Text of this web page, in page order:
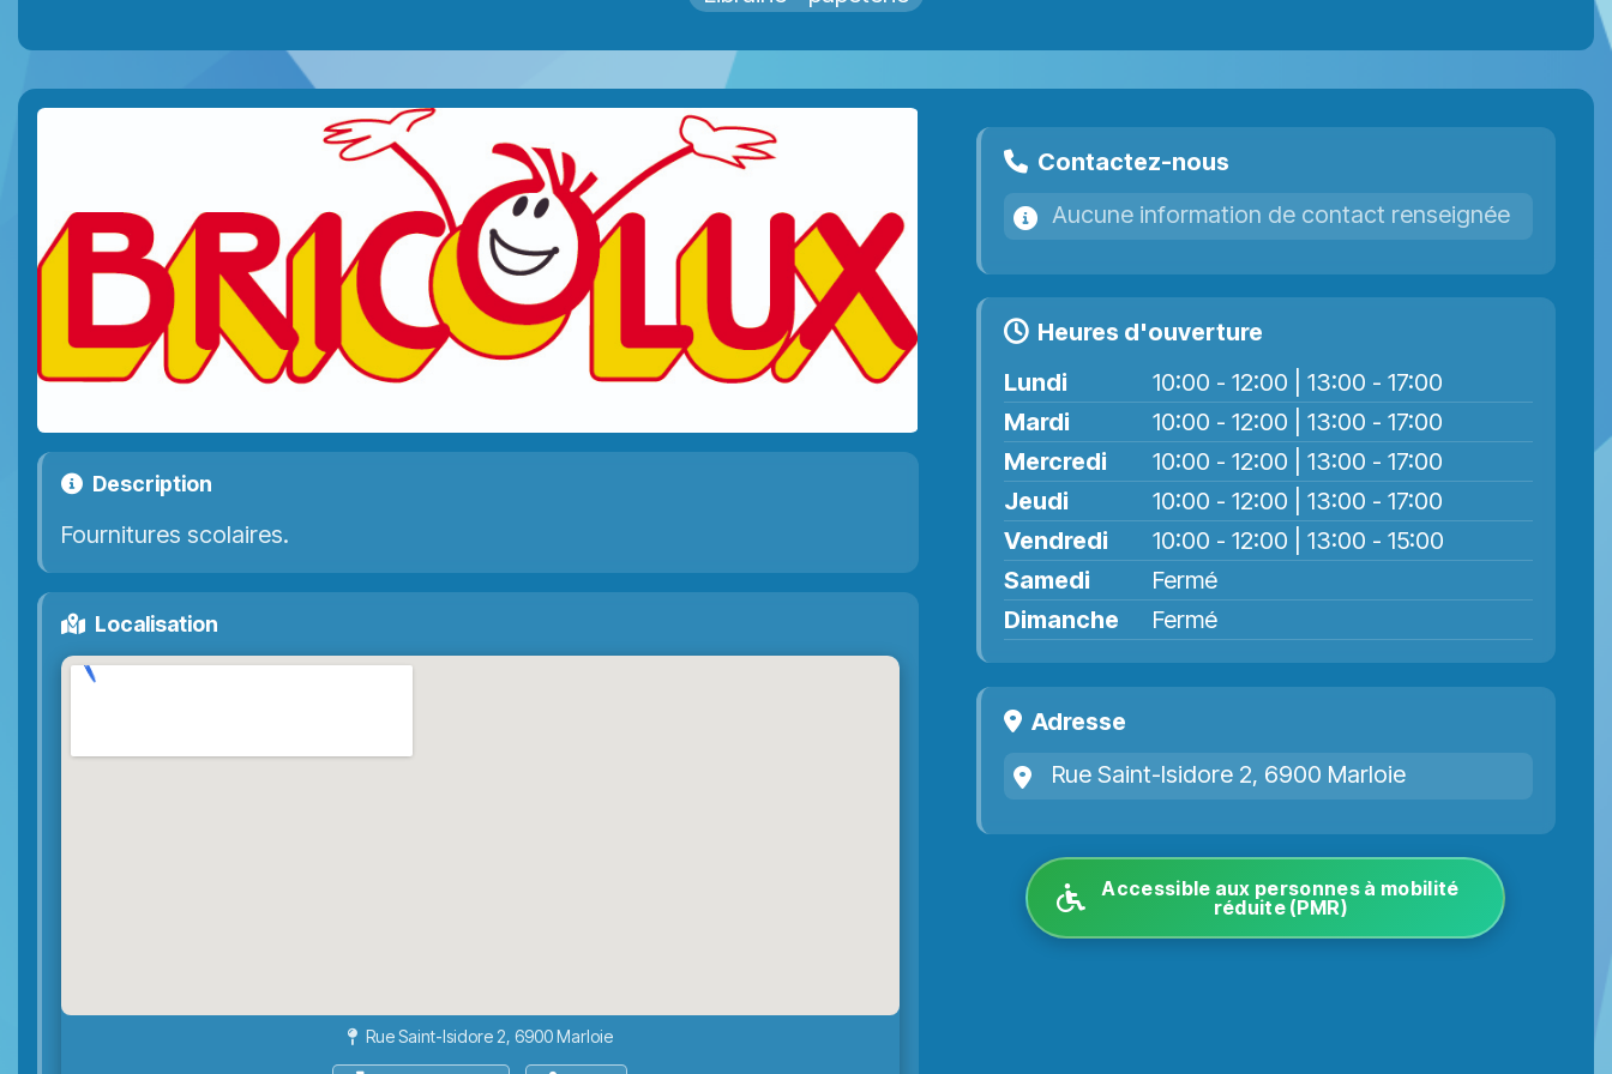
Description
Fournitures scolaires.
Localisation
Rue Saint-Isidore 2, 6900 Marloie
Contactez-nous
Aucune information de contact renseignée
Heures d'ouverture
Lundi
10:00 - 12:00 | 13:00 - 17:00
Mardi
10:00 - 12:00 | 13:00 - 17:00
Mercredi
10:00 - 12:00 | 13:00 - 17:00
Jeudi
10:00 - 12:00 | 13:00 - 17:00
Vendredi
10:00 - 12:00 | 13:00 - 15:00
Samedi
Fermé
Dimanche
Fermé
Adresse
Rue Saint-Isidore 2, 6900 Marloie
Accessible aux personnes à mobilité
réduite (PMR)